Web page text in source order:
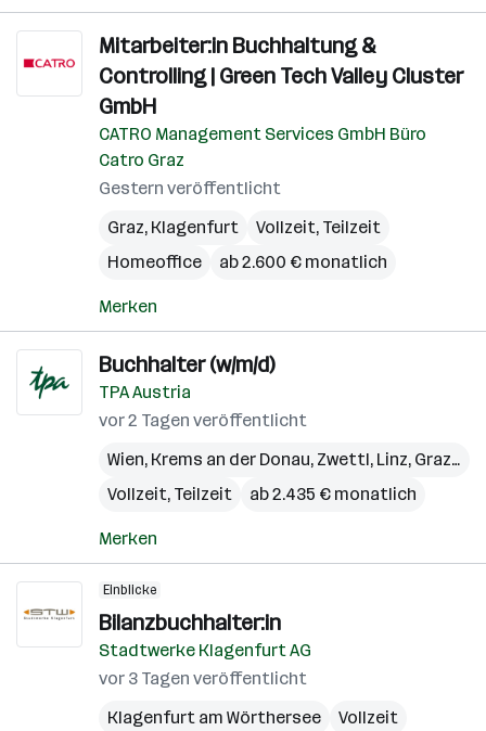
Mitarbeiter:in Buchhaltung &
Controlling | Green Tech Valley Cluster
GmbH
CATRO Management Services GmbH Büro
Catro Graz
Gestern veröffentlicht
Graz, Klagenfurt
Vollzeit, Teilzeit
Homeoffice
ab 2.600 € monatlich
Merken
Buchhalter (w/m/d)
TPA Austria
vor 2 Tagen veröffentlicht
Wien, Krems an der Donau, Zwettl, Linz, Graz,
Vollzeit, Teilzeit
ab 2.435 € monatlich
Merken
Einblicke
Bilanzbuchhalter:in
Stadtwerke Klagenfurt AG
vor 3 Tagen veröffentlicht
Klagenfurt am Wörthersee
Vollzeit